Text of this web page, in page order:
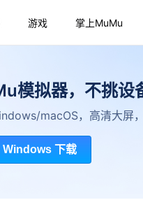
游戏 掌上MuMu
模拟器，不挑设
macOS，高清大屏
Windows 下载